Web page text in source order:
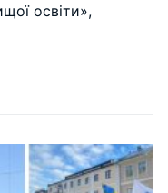
освіти»,